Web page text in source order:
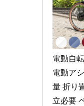
電動自
電動ア
量 折り
立必要